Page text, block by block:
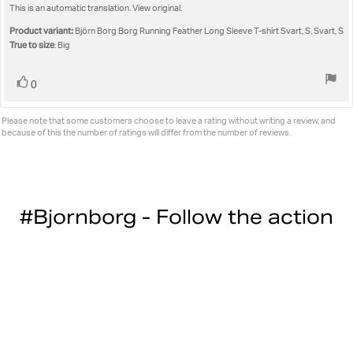
out
5
text:
This is an automatic translation. View original.
Product variant: Björn Borg Borg Running Feather Long Sleeve T-shirt Svart, S, Svart, S
True to size: Big
Vote
0
Please note that some customers choose to leave a rating without writing a review, and
because of this the number of ratings will differ from the number of reviews.
#Bjornborg - Follow the action